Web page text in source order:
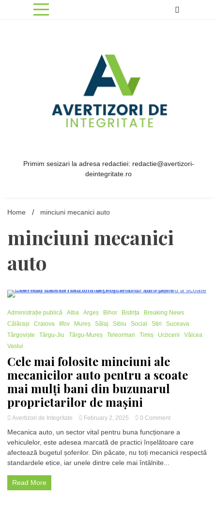
Primim sesizari la adresa redactiei: redactie@avertizori-
deintegritate.ro
Home minciuni mecanici auto
minciuni mecanici
auto
Administrație publică
Alba Argeș Bihor Bistrița
Breaking News
Călărași
Craiova Ilfov Mureș Sălaj Sibiu Social Stiri
Suceava
Târgoviște
Târgu-Jiu Târgu-Mureș Teleorman Timiș Urziceni
Vâlcea
Vaslui
Cele mai folosite minciuni ale
mecanicilor auto pentru a scoate
mai mulți bani din buzunarul
proprietarilor de mașini
Avertizori de Integritate February 2, 2025 0 Commenton
mai
folosite
minciuni
Mecanica auto, un sector vital pentru buna funcționare a
vehiculelor, este adesea marcată de practici înșelătoare care
afectează bugetul șoferilor. Din păcate, nu toți mecanicii respectă
standardele etice, iar unele dintre cele mai întâlnite...
Read More